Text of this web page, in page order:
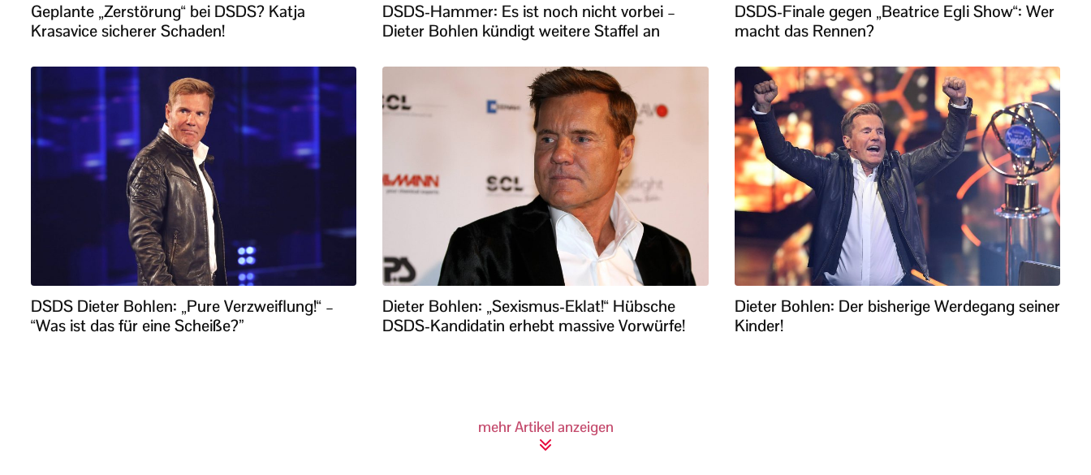
Geplante „Zerstörung“ bei DSDS? Katja
Krasavice sicherer Schaden!
DSDS-Hammer: Es ist noch nicht vorbei –
Dieter Bohlen kündigt weitere Staffel an
DSDS-Finale gegen „Beatrice Egli Show“: Wer
macht das Rennen?
DSDS Dieter Bohlen: „Pure Verzweiflung!“ –
“Was ist das für eine Scheiße?”
Dieter Bohlen: „Sexismus-Eklat!“ Hübsche
DSDS-Kandidatin erhebt massive Vorwürfe!
Dieter Bohlen: Der bisherige Werdegang seiner
Kinder!
mehr Artikel anzeigen